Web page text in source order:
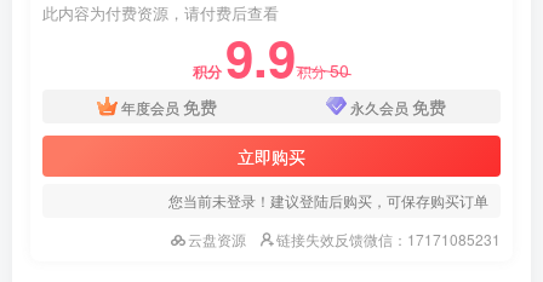
此内容为付费资源，请付费后查看
积分 9.9积分50
年度会员 免费 永久会员 免费
立即购买
您当前未登录！建议登陆后购买，可保存购买订单
云盘资源
链接失效反馈微信：17171085231